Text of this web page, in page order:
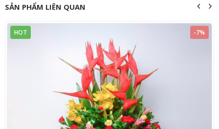
SẢN PHẨM LIÊN QUAN
HOT -7%